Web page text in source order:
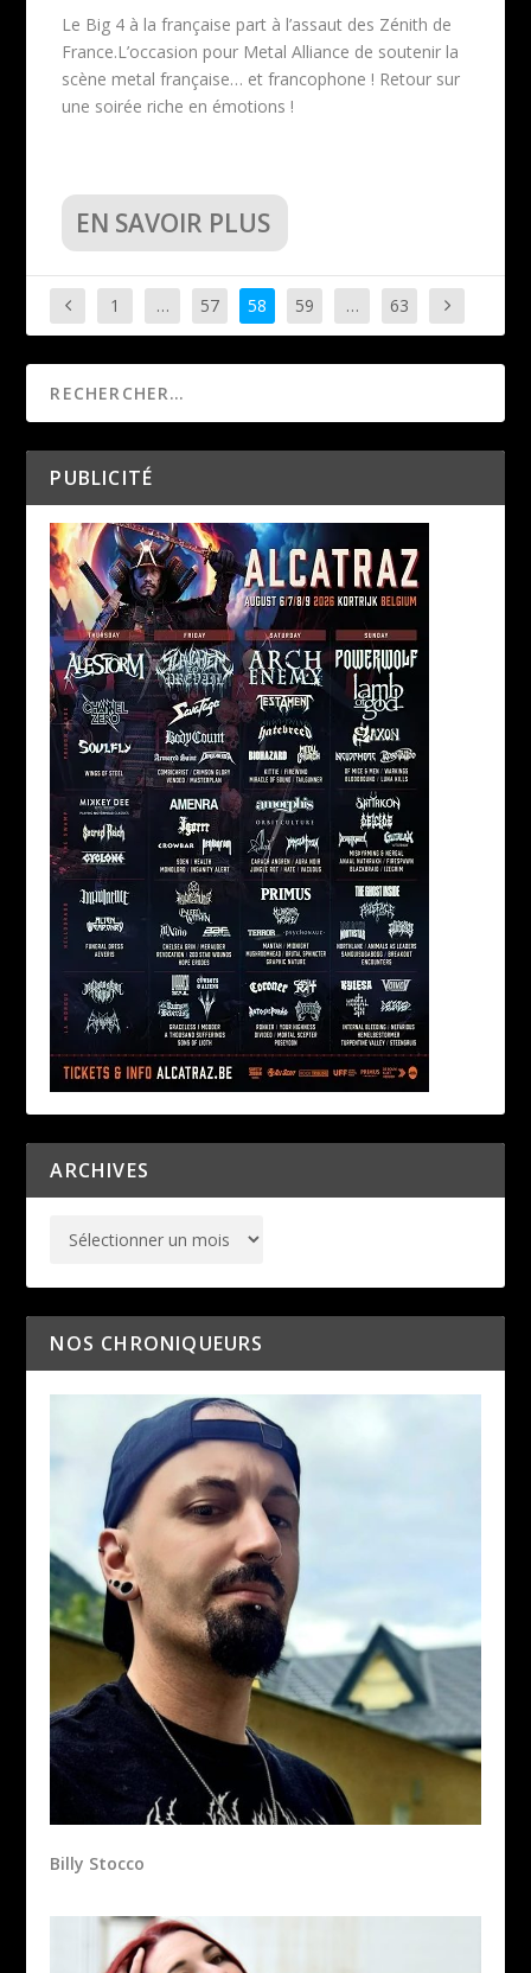
Le Big 4 à la française part à l’assaut des Zénith de
France.L’occasion pour Metal Alliance de soutenir la
scène metal française… et francophone ! Retour sur
une soirée riche en émotions !
EN SAVOIR PLUS
1 … 57 58 59 … 63
PUBLICITÉ
ARCHIVES
NOS CHRONIQUEURS
Billy Stocco